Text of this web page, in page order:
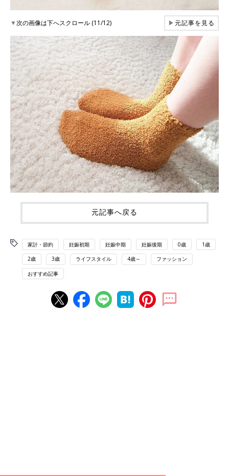
▼次の画像は下へスクロール (11/12) ▶元記事を見る
元記事へ戻る
家計・節約 妊娠初期 妊娠中期 妊娠後期 0歳 1歳
2歳 3歳 ライフスタイル 4歳～ ファッション
おすすめ記事